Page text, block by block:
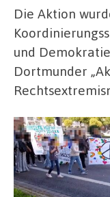
Die Aktion
und
Dortmunder